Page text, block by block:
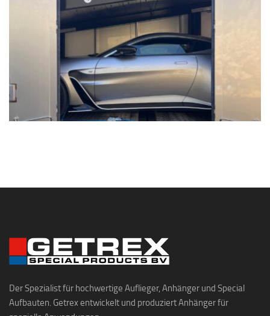
Der Spezialist für hochwertige Auflieger, Anhänger und Special
Aufbauten. Getrex entwickelt und produziert Anhänger für